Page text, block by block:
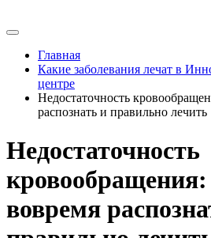
Главная
Какие заболевания лечат в
центре
Недостаточность
распознать и правильно лечить
Недостаточность
вовремя